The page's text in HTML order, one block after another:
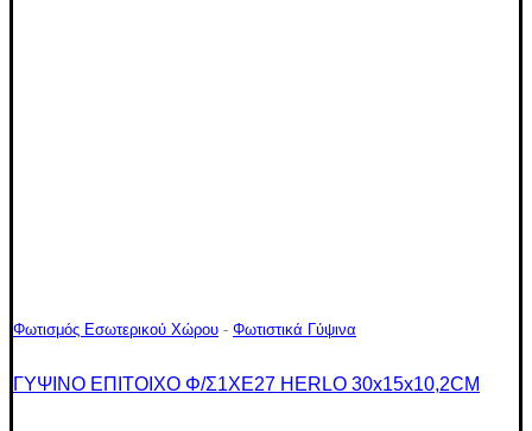
Φωτισμός Εσωτερικού Χώρου - Φωτιστικά Γύψινα
ΓΥΨΙΝΟ ΕΠΙΤΟΙΧΟ Φ/Σ1XΕ27 HERLO 30x15x10,2CM